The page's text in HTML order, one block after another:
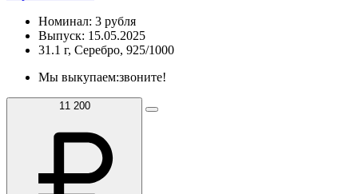
Номинал: 3 рубля
Выпуск: 15.05.2025
31.1 г, Серебро, 925/1000
Мы выкупаем:звоните!
11 200